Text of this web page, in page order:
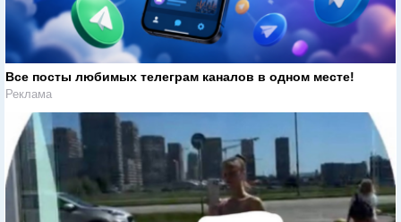
Все посты любимых телеграм каналов в одном месте!
Реклама